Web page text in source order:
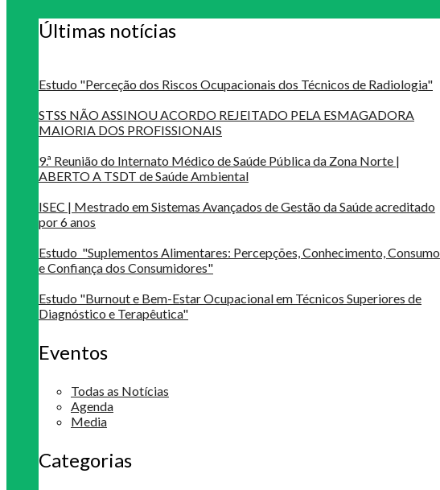
Últimas notícias
Estudo "Perceção dos Riscos Ocupacionais dos Técnicos de Radiologia"
STSS NÃO ASSINOU ACORDO REJEITADO PELA ESMAGADORA
MAIORIA DOS PROFISSIONAIS
9.ª Reunião do Internato Médico de Saúde Pública da Zona Norte |
ABERTO A TSDT de Saúde Ambiental
ISEC | Mestrado em Sistemas Avançados de Gestão da Saúde acreditado
por 6 anos
Estudo "Suplementos Alimentares: Percepções, Conhecimento, Consumo
e Confiança dos Consumidores"
Estudo "Burnout e Bem-Estar Ocupacional em Técnicos Superiores de
Diagnóstico e Terapêutica"
Eventos
Todas as Notícias
Agenda
Media
Categorias